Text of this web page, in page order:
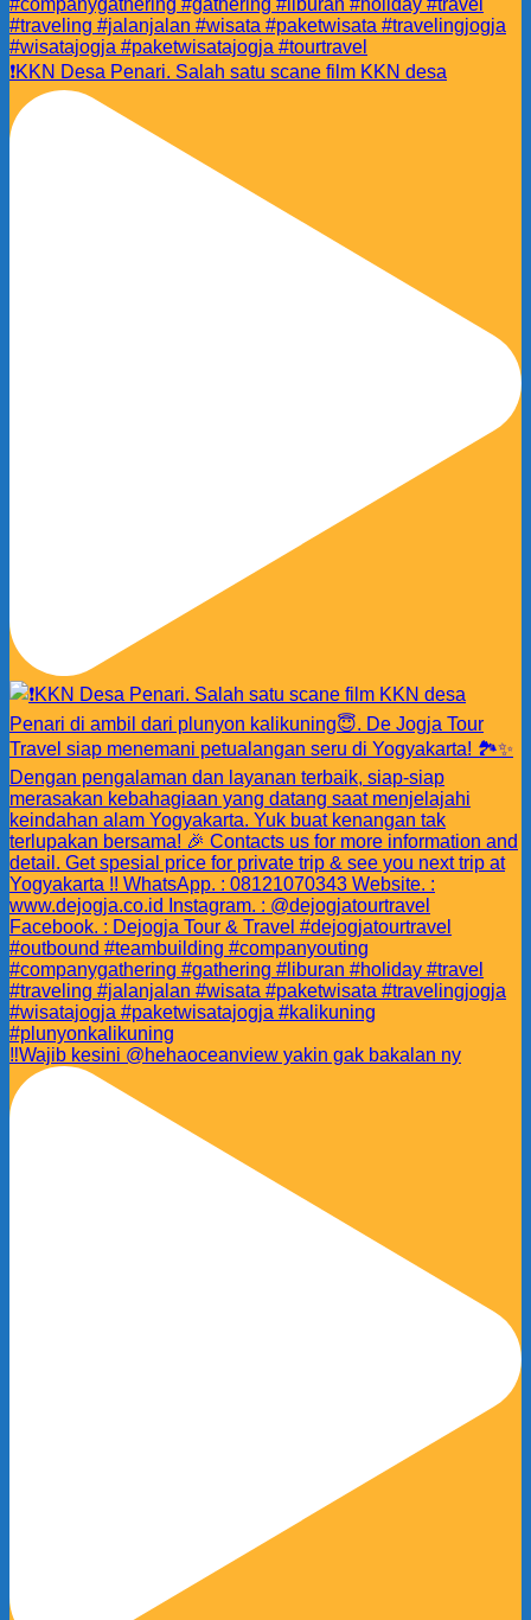
❗️KKN Desa Penari. Salah satu scane film KKN desa
‼️Wajib kesini @hehaoceanview yakin gak bakalan ny